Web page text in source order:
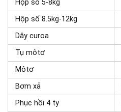
Hộp số 5-8kg
Hộp số 8.5kg-12kg
Dây curoa
Tụ môtơ
Môtơ
Bơm xả
Phục hồi 4 ty